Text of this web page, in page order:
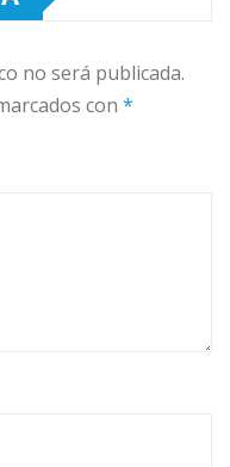
no será publicada.
con *